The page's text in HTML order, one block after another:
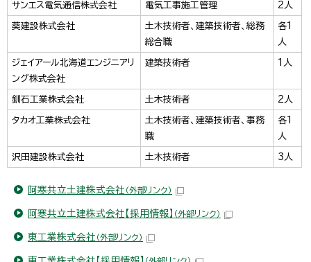
サンエス電気通信株式会社 電気工事施工管理 2人
葵建設株式会社
土木技術者、建築技術者、総務
総合職
各1
人
ジェイアール北海道エンジニアリ
ング株式会社
建築技術者 1人
釧石工業株式会社 土木技術者 2人
タカオ工業株式会社
土木技術者、建築技術者、事務
職
各1
人
沢田建設株式会社 土木技術者 3人
阿寒共立土建株式会社 （外部リンク）
阿寒共立土建株式会社【採用情報】 （外部リンク）
東工業株式会社 （外部リンク）